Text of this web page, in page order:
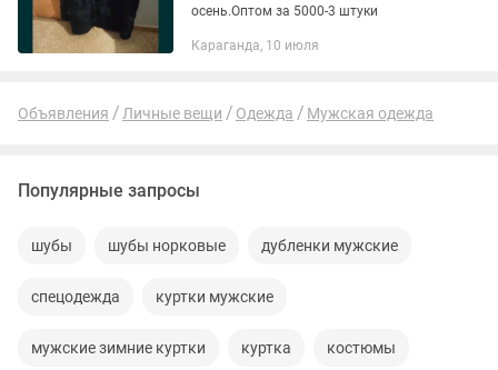
осень.Оптом за 5000-3 штуки
Караганда, 10 июля
Объявления Личные вещи Одежда Мужская одежда
Популярные запросы
шубы шубы норковые дубленки мужские
спецодежда куртки мужские
мужские зимние куртки куртка костюмы